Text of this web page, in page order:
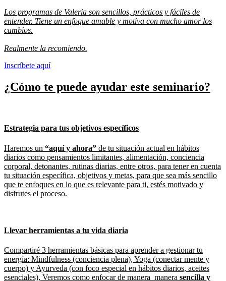
Los programas de Valeria son sencillos, prácticos y fáciles de
entender. Tiene un enfoque amable y motiva con mucho amor los
cambios.
Realmente la recomiendo.
Inscríbete aquí
¿Cómo te puede ayudar este seminario?
Estrategia para tus objetivos específicos
Haremos un “aquí y ahora” de tu situación actual en hábitos
diarios como pensamientos limitantes, alimentación, conciencia
corporal, detonantes, rutinas diarias, entre otros, para tener en cuenta
tu situación específica, objetivos y metas, para que sea más sencillo
que te enfoques en lo que es relevante para ti, estés motivado y
disfrutes el proceso.
Llevar herramientas a tu vida diaria
Compartiré 3 herramientas básicas para aprender a gestionar tu
energía: Mindfulness (conciencia plena), Yoga (conectar mente y
cuerpo) y Ayurveda (con foco especial en hábitos diarios, aceites
esenciales), Veremos como enfocar de manera manera sencilla y